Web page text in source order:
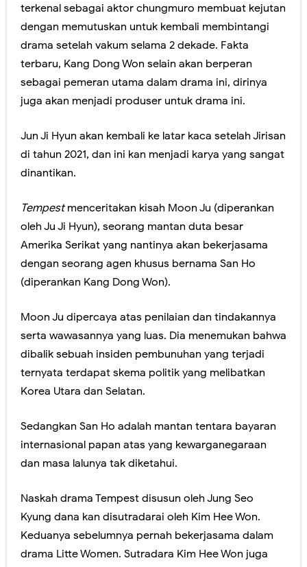
terkenal sebagai aktor chungmuro membuat kejutan
dengan memutuskan untuk kembali membintangi
drama setelah vakum selama 2 dekade. Fakta
terbaru, Kang Dong Won selain akan berperan
sebagai pemeran utama dalam drama ini, dirinya
juga akan menjadi produser untuk drama ini.
Jun Ji Hyun akan kembali ke latar kaca setelah Jirisan
di tahun 2021, dan ini kan menjadi karya yang sangat
dinantikan.
Tempestmenceritakan kisah Moon Ju (diperankan
oleh Ju Ji Hyun), seorang mantan duta besar
Amerika Serikat yang nantinya akan bekerjasama
dengan seorang agen khusus bernama San Ho
(diperankan Kang Dong Won).
Moon Ju dipercaya atas penilaian dan tindakannya
serta wawasannya yang luas. Dia menemukan bahwa
dibalik sebuah insiden pembunuhan yang terjadi
ternyata terdapat skema politik yang melibatkan
Korea Utara dan Selatan.
Sedangkan San Ho adalah mantan tentara bayaran
internasional papan atas yang kewarganegaraan
dan masa lalunya tak diketahui.
Naskah drama Tempest disusun oleh Jung Seo
Kyung dana kan disutradarai oleh Kim Hee Won.
Keduanya sebelumnya pernah bekerjasama dalam
drama Litte Women. Sutradara Kim Hee Won juga